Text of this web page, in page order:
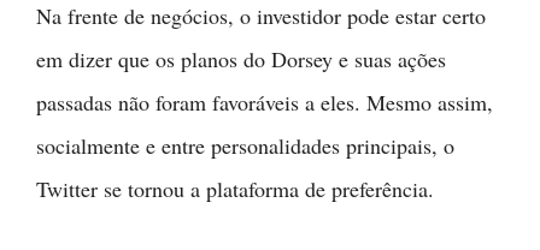
Na frente de negócios, o investidor pode estar certo
em dizer que os planos do Dorsey e suas ações
passadas não foram favoráveis a eles. Mesmo assim,
socialmente e entre personalidades principais, o
Twitter se tornou a plataforma de preferência.